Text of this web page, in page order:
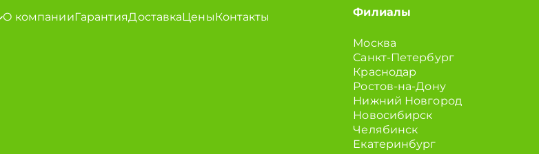
О компанииГарантияДоставкаЦеныКонтакты Филиалы
Москва
Санкт-Петербург
Краснодар
Ростов-на-Дону
Нижний Новгород
Новосибирск
Челябинск
Екатеринбург